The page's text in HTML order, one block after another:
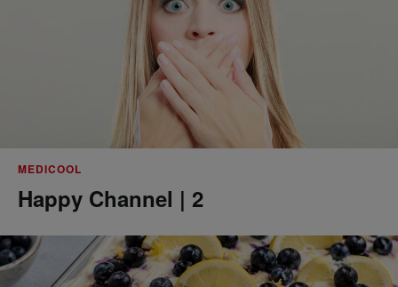
MEDICOOL
Happy Channel | 2